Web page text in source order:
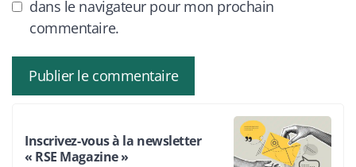
dans le navigateur pour mon prochain
commentaire.
Inscrivez-vous à la newsletter
« RSE Magazine »